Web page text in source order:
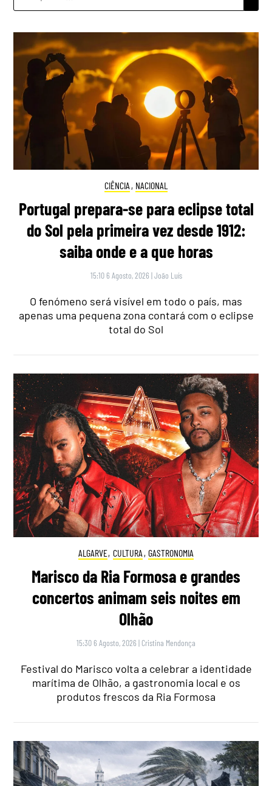
CIÊNCIA , NACIONAL
Portugal prepara-se para eclipse total
do Sol pela primeira vez desde 1912:
saiba onde e a que horas
15:10 6 Agosto, 2026 |João Luís
O fenómeno será visível em todo o país, mas
apenas uma pequena zona contará com o eclipse
total do Sol
ALGARVE, CULTURA , GASTRONOMIA
Marisco da Ria Formosa e grandes
concertos animam seis noites em
Olhão
15:30 6 Agosto, 2026 | Cristina Mendonça
Festival do Marisco volta a celebrar a identidade
marítima de Olhão, a gastronomia local e os
produtos frescos da Ria Formosa